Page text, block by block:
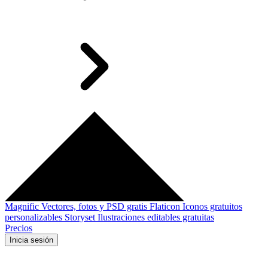
Magnific Vectores, fotos y PSD gratis Flaticon Iconos gratuitos
personalizables Storyset Ilustraciones editables gratuitas
Precios
Inicia sesión